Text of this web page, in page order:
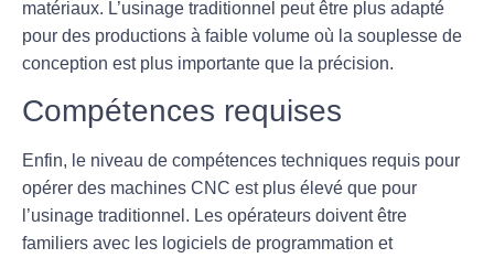
matériaux. L’usinage traditionnel peut être plus adapté
pour des productions à faible volume où la souplesse de
conception est plus importante que la précision.
Compétences requises
Enfin, le niveau de compétences techniques requis pour
opérer des machines CNC est plus élevé que pour
l’usinage traditionnel. Les opérateurs doivent être
familiers avec les logiciels de programmation et